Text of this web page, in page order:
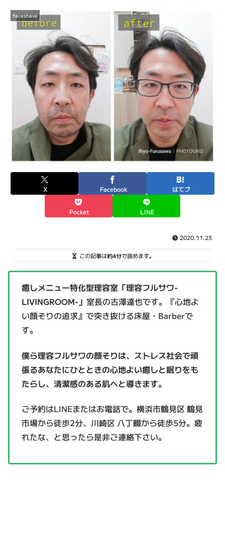
faceshave
X Facebook はてブ
Pocket LINE
2020.11.23
この記事は約4分で読めます。
癒しメニュー特化型理容室「理容フルサワ-
LIVINGROOM-」 室長の古澤達也です。『心地よ
い顔そりの追求』で突き抜ける床屋・Barberで
す。
僕ら理容フルサワの顔そりは、ストレス社会で頑
張るあなたにひとときの心地よい癒しと眠りをも
たらし、清潔感のある肌へと導きます。
ご予約はLINEまたはお電話で。横浜市鶴見区 鶴見
市場から徒歩2分、川崎区 八丁畷から徒歩5分。疲
れたな、と思ったら是非ご連絡下さい。